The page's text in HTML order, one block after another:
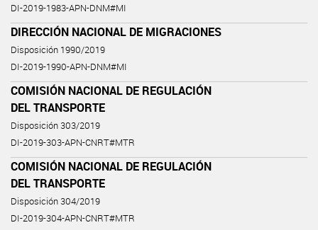
DI-2019-1983-APN-DNM#MI
DIRECCIÓN NACIONAL DE MIGRACIONES
Disposición 1990/2019
DI-2019-1990-APN-DNM#MI
COMISIÓN NACIONAL DE REGULACIÓN
DEL TRANSPORTE
Disposición 303/2019
DI-2019-303-APN-CNRT#MTR
COMISIÓN NACIONAL DE REGULACIÓN
DEL TRANSPORTE
Disposición 304/2019
DI-2019-304-APN-CNRT#MTR